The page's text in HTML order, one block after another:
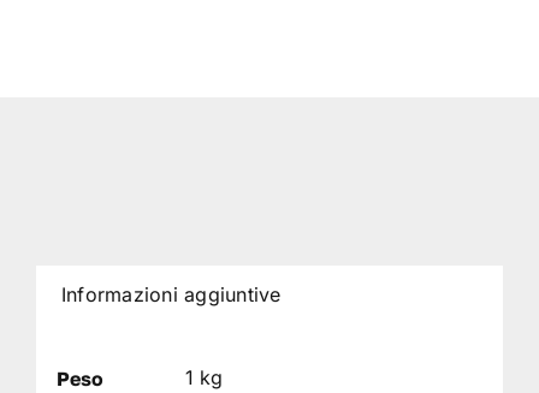
Informazioni aggiuntive
Peso 1 kg